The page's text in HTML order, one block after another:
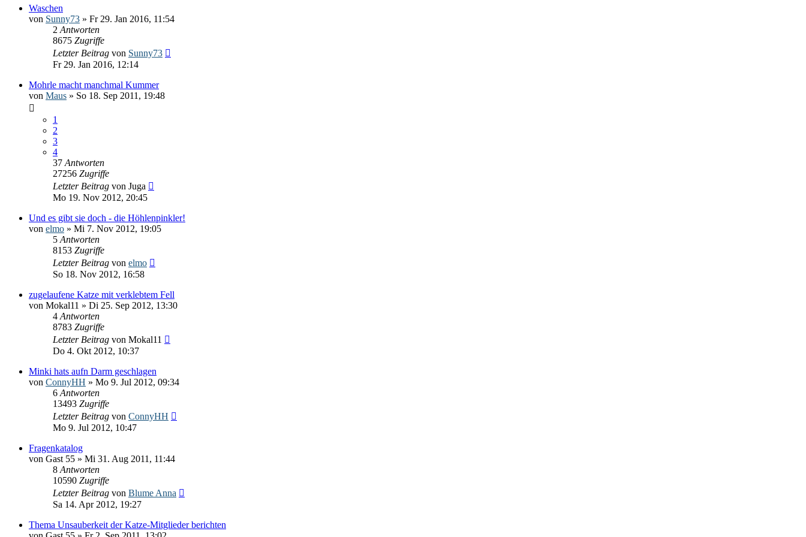
Waschen
von Sunny73 » Fr 29. Jan 2016, 11:54
2 Antworten
8675 Zugriffe
Letzter Beitrag von Sunny73
Fr 29. Jan 2016, 12:14
Mohrle macht manchmal Kummer
von Maus » So 18. Sep 2011, 19:48
1
2
3
4
37 Antworten
27256 Zugriffe
Letzter Beitrag von Juga
Mo 19. Nov 2012, 20:45
Und es gibt sie doch - die Höhlenpinkler!
von elmo » Mi 7. Nov 2012, 19:05
5 Antworten
8153 Zugriffe
Letzter Beitrag von elmo
So 18. Nov 2012, 16:58
zugelaufene Katze mit verklebtem Fell
von Mokal11 » Di 25. Sep 2012, 13:30
4 Antworten
8783 Zugriffe
Letzter Beitrag von Mokal11
Do 4. Okt 2012, 10:37
Minki hats aufn Darm geschlagen
von ConnyHH » Mo 9. Jul 2012, 09:34
6 Antworten
13493 Zugriffe
Letzter Beitrag von ConnyHH
Mo 9. Jul 2012, 10:47
Fragenkatalog
von Gast 55 » Mi 31. Aug 2011, 11:44
8 Antworten
10590 Zugriffe
Letzter Beitrag von Blume Anna
Sa 14. Apr 2012, 19:27
Thema Unsauberkeit der Katze-Mitglieder berichten